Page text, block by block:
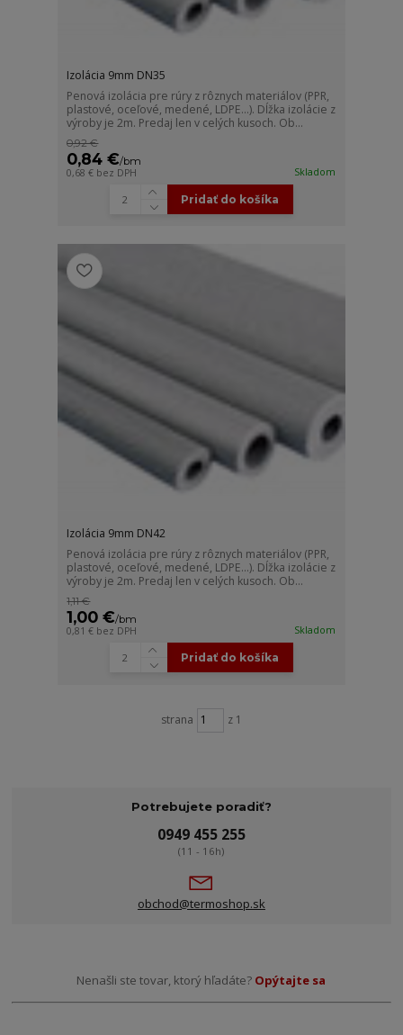
Izolácia 9mm DN35
Penová izolácia pre rúry z rôznych materiálov (PPR,
plastové, oceľové, medené, LDPE...). Dĺžka izolácie z
výroby je 2m. Predaj len v celých kusoch. Ob...
0,92 €
0,84 €/bm
0,68 € bez DPH Skladom
Pridať do košíka
Izolácia 9mm DN42
Penová izolácia pre rúry z rôznych materiálov (PPR,
plastové, oceľové, medené, LDPE...). Dĺžka izolácie z
výroby je 2m. Predaj len v celých kusoch. Ob...
1,11 €
1,00 €/bm
0,81 € bez DPH Skladom
Pridať do košíka
strana z 1
Potrebujete poradiť?
0949 455 255
(11 - 16h)
obchod@termoshop.sk
Nenašli ste tovar, ktorý hľadáte? Opýtajte sa